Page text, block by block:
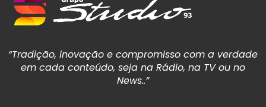
“Tradição, inovação e compromisso com a verdade
em cada conteúdo, seja na Rádio, na TV ou no
News..”